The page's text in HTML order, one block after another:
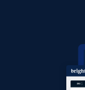
Sku,
2.1K+